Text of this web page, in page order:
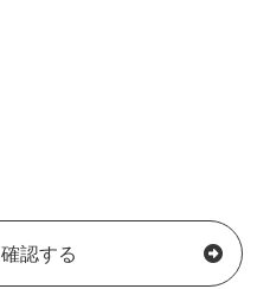
認する